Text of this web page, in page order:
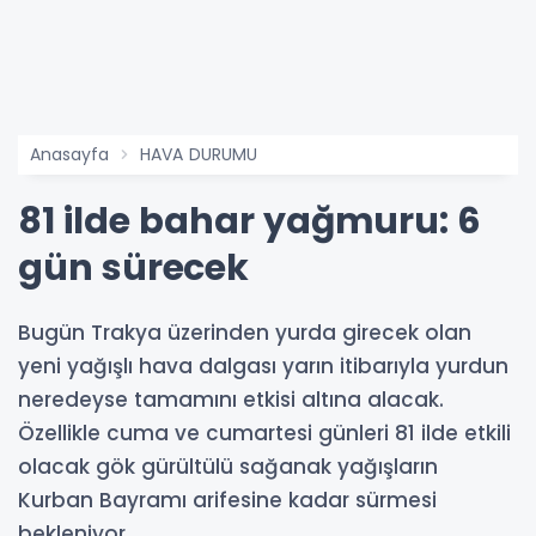
Anasayfa HAVA DURUMU
81 ilde bahar yağmuru: 6
gün sürecek
Bugün Trakya üzerinden yurda girecek olan
yeni yağışlı hava dalgası yarın itibarıyla yurdun
neredeyse tamamını etkisi altına alacak.
Özellikle cuma ve cumartesi günleri 81 ilde etkili
olacak gök gürültülü sağanak yağışların
Kurban Bayramı arifesine kadar sürmesi